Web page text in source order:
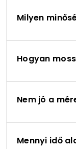
Milyen
Hogyan
Nem jó a
Mennyi idő